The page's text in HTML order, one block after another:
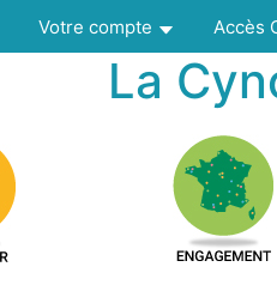
Votre compte Accès
La